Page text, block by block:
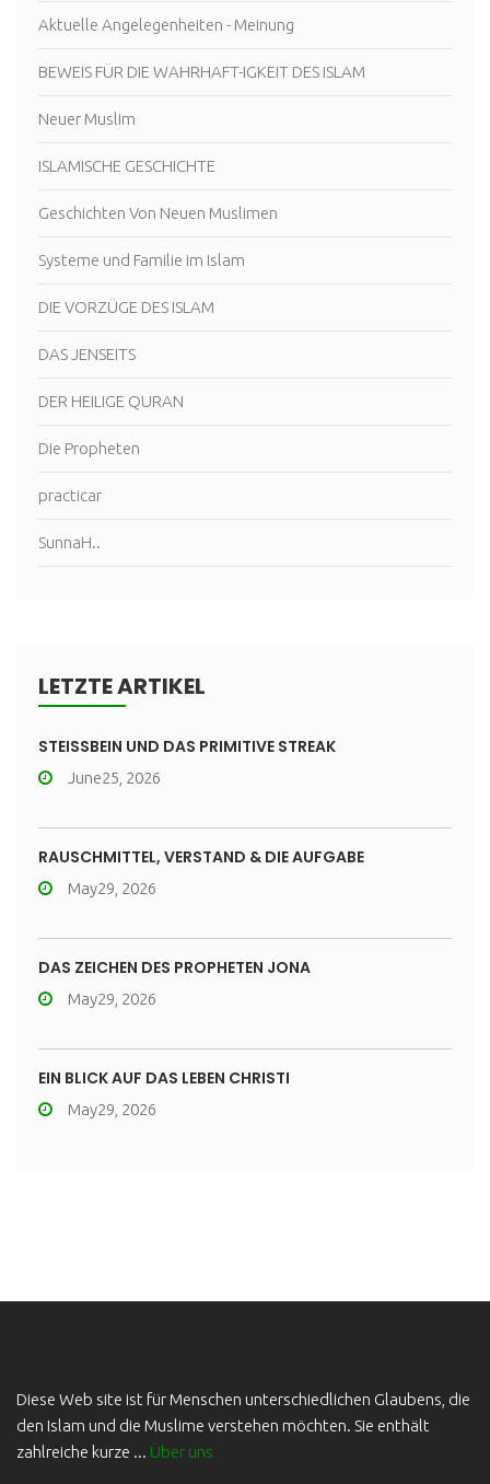
Aktuelle Angelegenheiten - Meinung
BEWEIS FÜR DIE WAHRHAFT-IGKEIT DES ISLAM
Neuer Muslim
ISLAMISCHE GESCHICHTE
Geschichten Von Neuen Muslimen
Systeme und Familie im Islam
DIE VORZÜGE DES ISLAM
DAS JENSEITS
DER HEILIGE QURAN
Die Propheten
practicar
SunnaH..
LETZTE ARTIKEL
STEISSBEIN UND DAS PRIMITIVE STREAK
June25, 2026
RAUSCHMITTEL, VERSTAND & DIE AUFGABE
May29, 2026
DAS ZEICHEN DES PROPHETEN JONA
May29, 2026
EIN BLICK AUF DAS LEBEN CHRISTI
May29, 2026
Diese Web site ist für Menschen unterschiedlichen Glaubens, die
den Islam und die Muslime verstehen möchten. Sie enthält
zahlreiche kurze ... Über uns